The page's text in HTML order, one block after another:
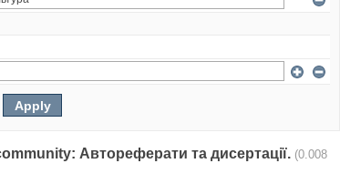
Автореферати та дисертації. (0.008